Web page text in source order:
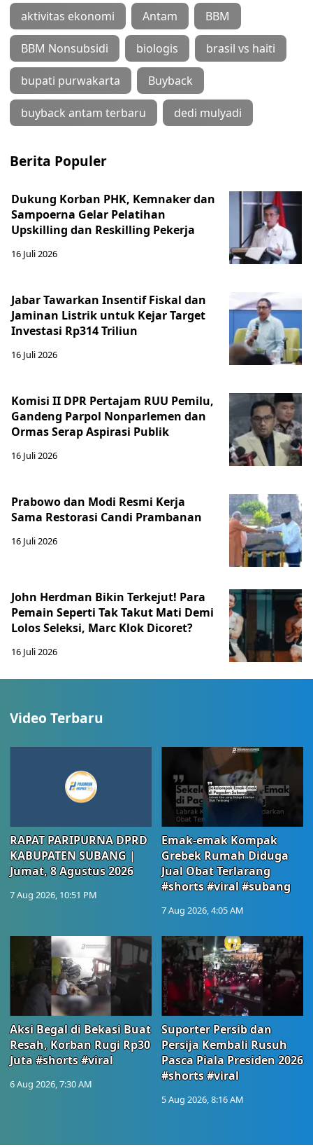
aktivitas ekonomi Antam BBM
BBM Nonsubsidi biologis brasil vs haiti
bupati purwakarta Buyback
buyback antam terbaru dedi mulyadi
Berita Populer
Dukung Korban PHK, Kemnaker dan
Sampoerna Gelar Pelatihan
Upskilling dan Reskilling Pekerja
16 Juli 2026
Jabar Tawarkan Insentif Fiskal dan
Jaminan Listrik untuk Kejar Target
Investasi Rp314 Triliun
16 Juli 2026
Komisi II DPR Pertajam RUU Pemilu,
Gandeng Parpol Nonparlemen dan
Ormas Serap Aspirasi Publik
16 Juli 2026
Prabowo dan Modi Resmi Kerja
Sama Restorasi Candi Prambanan
16 Juli 2026
John Herdman Bikin Terkejut! Para
Pemain Seperti Tak Takut Mati Demi
Lolos Seleksi, Marc Klok Dicoret?
16 Juli 2026
Video Terbaru
RAPAT PARIPURNA DPRD
KABUPATEN SUBANG |
Jumat, 8 Agustus 2026
7 Aug 2026, 10:51 PM
Emak-emak Kompak
Grebek Rumah Diduga
Jual Obat Terlarang
#shorts #viral #subang
7 Aug 2026, 4:05 AM
Aksi Begal di Bekasi Buat
Resah, Korban Rugi Rp30
Juta #shorts #viral
6 Aug 2026, 7:30 AM
Suporter Persib dan
Persija Kembali Rusuh
Pasca Piala Presiden 2026
#shorts #viral
5 Aug 2026, 8:16 AM